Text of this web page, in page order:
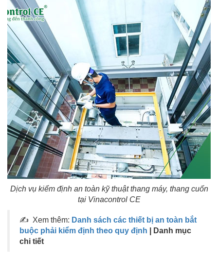
Dịch vụ kiểm định an toàn kỹ thuật thang máy, thang cuốn
tại Vinacontrol CE
✍ Xem thêm: Danh sách các thiết bị an toàn bắt
buộc phải kiểm định theo quy định | Danh mục
chi tiết